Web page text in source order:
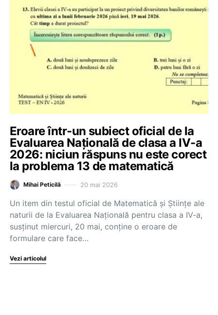
Eroare într-un subiect oficial de la
Evaluarea Națională de clasa a IV-a
2026: niciun răspuns nu este corect
la problema 13 de matematică
Mihai Peticilă 20 mai 2026
Un item din testul oficial de Matematică și Științe ale
naturii de la Evaluarea Națională pentru clasa a IV-a,
susținut miercuri, 20 mai, conține o eroare de
formulare care face…
Vezi articolul